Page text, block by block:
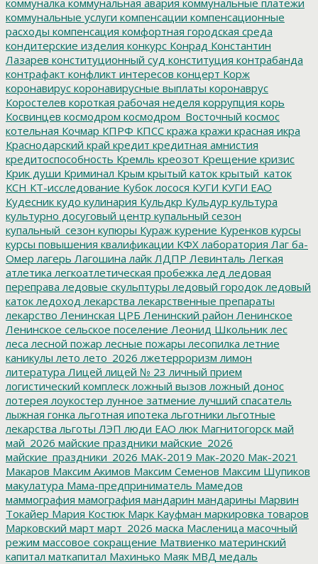
коммунальные услуги компенсации компенсационные
расходы компенсация комфортная городская среда
кондитерские изделия конкурс Конрад Константин
Лазарев конституционный суд конституция контрабанда
контрафакт конфликт интересов концерт Корж
коронавирус коронавирусные выплаты коронаврус
Коростелев короткая рабочая неделя коррупция корь
Косвинцев космодром космодром_Восточный космос
котельная Кочмар КПРФ КПСС кража кражи красная икра
Краснодарский край кредит кредитная амнистия
кредитоспособность Кремль креозот Крещение кризис
Крик души Криминал Крым крытый каток крытый_каток
КСН КТ-исследование Кубок лосося КУГИ КУГИ ЕАО
Кудесник кудо кулинария Кульдкр Кульдур культура
культурно досуговый центр купальный сезон
купальный_сезон купюры Кураж курение Куренков курсы
курсы повышения квалификации КФХ лаборатория Лаг ба-
Омер лагерь Лагошина лайк ЛДПР Левинталь Легкая
атлетика легкоатлетическая пробежка лед ледовая
переправа ледовые скульптуры ледовый городок ледовый
каток ледоход лекарства лекарственные препараты
лекарство Ленинская ЦРБ Ленинский район Ленинское
Ленинское сельское поселение Леонид Школьник лес
леса лесной пожар лесные пожары лесопилка летние
каникулы лето лето_2026 лжетерроризм лимон
литература Лицей лицей № 23 личный прием
логистический комплеск ложный вызов ложный донос
лотерея лоукостер лунное затмение лучший спасатель
лыжная гонка льготная ипотека льготники льготные
лекарства льготы ЛЭП люди ЕАО люк Магнитогорск май
май_2026 майские праздники майские_2026
майские_праздники_2026 МАК-2019 Мак-2020 Мак-2021
Макаров Максим Акимов Максим Семенов Максим Шупиков
макулатура Мама-предприниматель Мамедов
маммография мамография мандарин мандарины Марвин
Токайер Мария Костюк Марк Кауфман маркировка товаров
Марковский март март_2026 маска Масленица масочный
режим массовое сокращение Матвиенко материнский
капитал маткапитал Махинько Маяк МВД медаль